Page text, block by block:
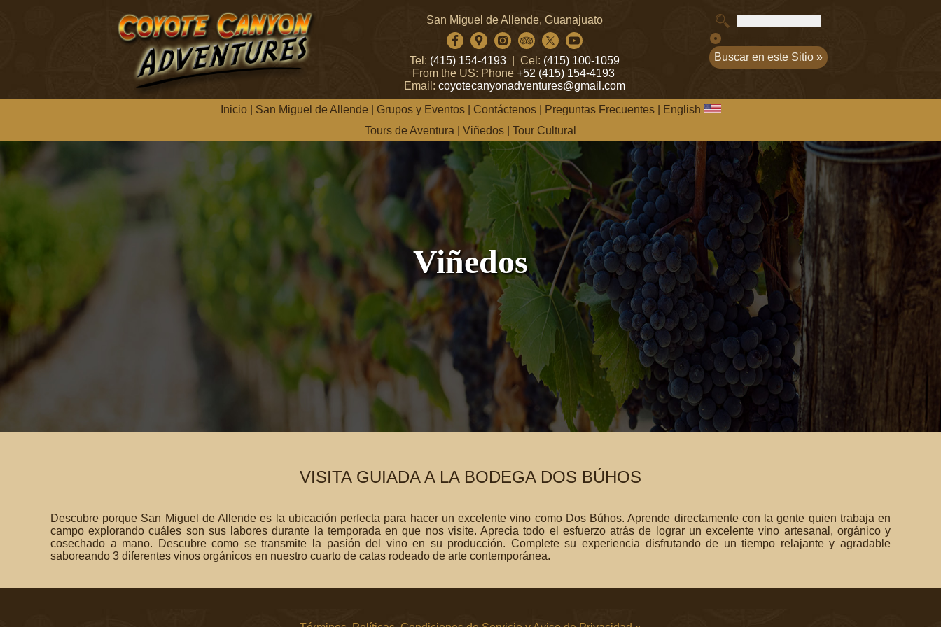
San Miguel de Allende, Guanajuato
Tel: (415) 154-4193 | Cel: (415) 100-1059
From the US: Phone +52 (415) 154-4193
Email: coyotecanyonadventures@gmail.com
Inicio| San Miguel de Allende Grupos y Eventos| Contáctenos| Preguntas Frecuentes|
English
Tours de Aventura
Viñedos Tour Cultural
Viñedos
VISITA GUIADA A LA BODEGA DOS BÚHOS
Descubre porque San Miguel de Allende es la ubicación perfecta para hacer un excelente vino como Dos Búhos. Aprende directamente con la gente quien trabaja en
campo explorando cuáles son sus labores durante la temporada en que nos visite. Aprecia todo el esfuerzo atrás de lograr un excelente vino artesanal, orgánico y
cosechado a mano. Descubre como se transmite la pasión del vino en su producción. Complete su experiencia disfrutando de un tiempo relajante y agradable
saboreando 3 diferentes vinos orgánicos en nuestro cuarto de catas rodeado de arte contemporánea.